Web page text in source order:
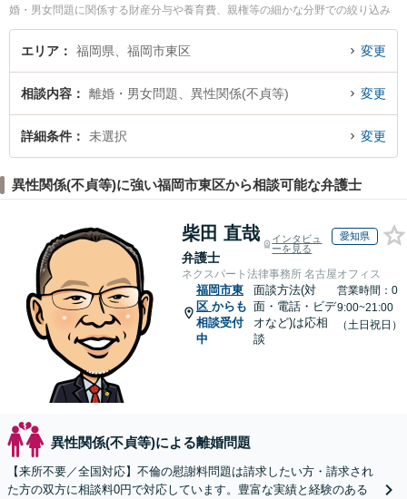
婚・男女問題に関係する財産分与や養育費、親権等の細かな分野での絞り込み
検索もでき便利です。特にIK法律事務所の石松 信行弁護士や箱崎法律事務所の
馬場 俊介弁護士、香椎照葉法律事務所の牟田口 裕史弁護士のプロフィール情報
い』『異性関係(不貞等)による離婚問題のトラブル解決の実績豊富な近くの弁護
士を検索したい』『初回相談無料で異性関係(不貞等)による離婚問題を法律相談
できる福岡市東区内の弁護士に相談予約したい』などでお困りの相談者さんに
エリア 福岡県、福岡市東区 変更
相談内容 離婚・男女問題、異性関係(不貞等) 変更
詳細条件 未選択 変更
異性関係(不貞等)に強い福岡市東区から相談可能な弁護士
柴田 直哉
弁護士
インタビュ
ーを見る
愛知県
ネクスパート法律事務所 名古屋オフィス
福岡市東
区 からも
相談受付
中
面談方法(対
面・電話・ビデ
オなど)は応相
談
営業時間：0
9:00~21:00
（土日祝日）
異性関係(不貞等)による離婚問題
【来所不要／全国対応】不倫の慰謝料問題は請求したい方・請求され
た方の双方に相談料0円で対応しています。豊富な実績と経験のある